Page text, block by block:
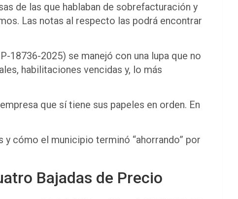
de las que hablaban de sobrefacturación y
Las notas al respecto las podrá encontrar
18736-2025) se manejó con una lupa que no
habilitaciones vencidas y, lo más
que sí tiene sus papeles en orden. En
cómo el municipio terminó “ahorrando” por
Bajadas de Precio